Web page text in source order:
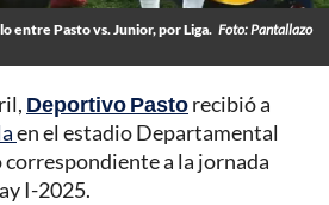
entre Pasto vs. Junior, por Liga. Foto: Pantallazo
Deportivo Pastorecibió a
en el estadio Departamental
a la jornada
I-2025.